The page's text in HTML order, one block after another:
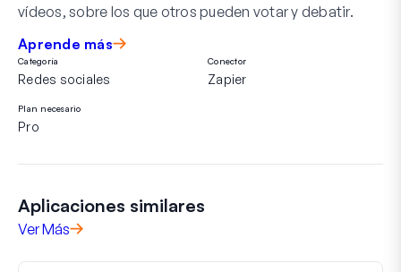
vídeos, sobre los que otros pueden votar y debatir.
Aprende más
Categoría
Redes sociales
Conector
Zapier
Plan necesario
Pro
Aplicaciones similares
Ver Más